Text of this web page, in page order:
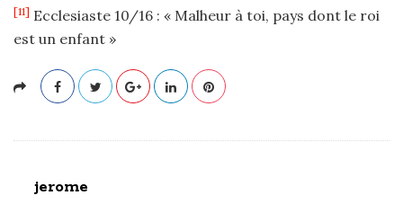
[11] Ecclesiaste 10/16 : « Malheur à toi, pays dont le roi
est un enfant »
jerome